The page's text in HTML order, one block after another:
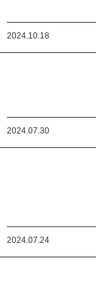
2024.10.18
2024.07.30
2024.07.24